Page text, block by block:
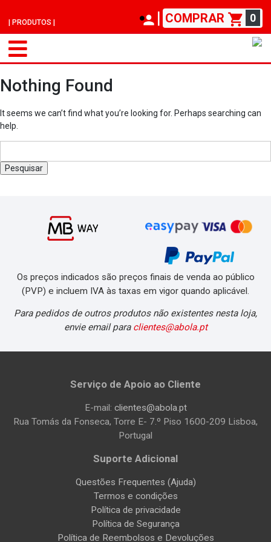
| PRODUTOS | | COMPRAR 0
Nothing Found
It seems we can’t find what you’re looking for. Perhaps searching can
help.
por:
Os preços indicados são preços finais de venda ao público
(PVP) e incluem IVA às taxas em vigor quando aplicável.
Para pedidos de outros produtos não existentes nesta loja,
envie email para clientes@abola.pt
Serviço de Apoio ao Cliente
E-mail: clientes@abola.pt
Rua Tomás da Fonseca, Torre E- 7.º Piso 1600-209 Lisboa,
Portugal
Suporte Adicional
Questões Frequentes (Ajuda)
Termos e condições
Política de privacidade
Política de Segurança
Política de Reembolsos e Devoluções